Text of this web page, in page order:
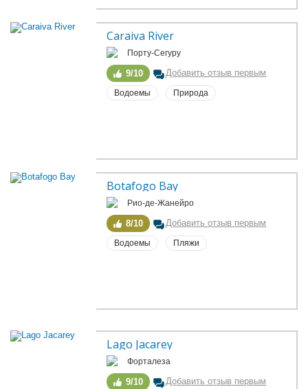
Caraiva River
Порту-Сегуру
9/10 Добавить отзыв первым
Водоемы Природа
Botafogo Bay
Рио-де-Жанейро
8/10 Добавить отзыв первым
Водоемы Пляжи
Lago Jacarey
Форталеза
9/10 Добавить отзыв первым